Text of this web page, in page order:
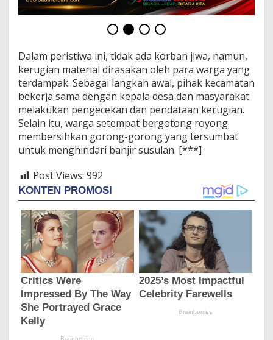
Dalam peristiwa ini, tidak ada korban jiwa, namun,
kerugian material dirasakan oleh para warga yang
terdampak. Sebagai langkah awal, pihak kecamatan
bekerja sama dengan kepala desa dan masyarakat
melakukan pengecekan dan pendataan kerugian.
Selain itu, warga setempat bergotong royong
membersihkan gorong-gorong yang tersumbat
untuk menghindari banjir susulan. [***]
Post Views: 992